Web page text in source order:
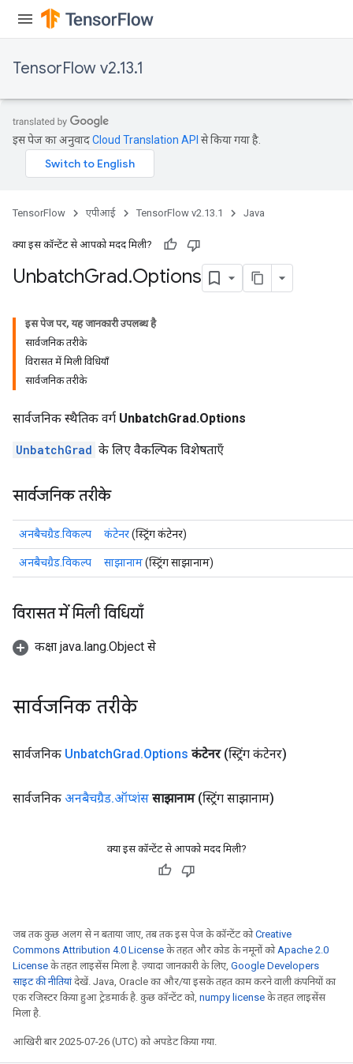
TensorFlow v2.13.1
इस पेज का अनुवादCloud Translation API से किया गया है.
TensorFlow एपीआई TensorFlow v2.13.1 Java
क्या इस कॉन्टेंट से आपको मदद मिली?
UnbatchGrad.Options
इस पेज पर, यह जानकारी उपलब्ध है
सार्वजनिक तरीके
विरासत में मिली विधियाँ
सार्वजनिक तरीके
सार्वजनिक स्थैतिक वर्ग UnbatchGrad.Options
UnbatchGrad के लिए वैकल्पिक विशेषताएँ
सार्वजनिक तरीके
अनबैचग्रैड.विकल्प कंटेनर(स्ट्रिंग कंटेनर)
अनबैचग्रैड.विकल्प साझानाम(स्ट्रिंग साझानाम)
विरासत में मिली विधियाँ
कक्षा java.lang.Object से
सार्वजनिक तरीके
सार्वजनिक UnbatchGrad.Options कंटेनर (स्ट्रिंग कंटेनर)
सार्वजनिक अनबैचग्रैड.ऑप्शंस साझानाम (स्ट्रिंग साझानाम)
क्या इस कॉन्टेंट से आपको मदद मिली?
जब तक कुछ अलग से न बताया जाए, तब तक इस पेज के कॉन्टेंट कोCreative
Commons Attribution 4.0 License के तहत और कोड के नमूनों कोApache 2.0
License के तहत लाइसेंस मिला है. ज़्यादा जानकारी के लिए, Google Developers
साइट की नीतियांदेखें. Java, Oracle का और/या इसके तहत काम करने वाली कंपनियों का
एक रजिस्टर किया हुआ ट्रेडमार्क है. कुछ कॉन्टेंट को, numpy license के तहत लाइसेंस
मिला है.
आखिरी बार 2025-07-26 (UTC) को अपडेट किया गया.